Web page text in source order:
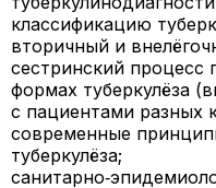
классификацию
вторичный и
сестринский процесс
формах туберкулёза
с пациентами разных
современные
туберкулёза;